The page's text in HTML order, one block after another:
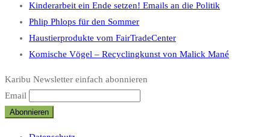
Kinderarbeit ein Ende setzen! Emails an die Politik
Phlip Phlops für den Sommer
Haustierprodukte vom FairTradeCenter
Komische Vögel – Recyclingkunst von Malick Mané
Karibu Newsletter einfach abonnieren
Email